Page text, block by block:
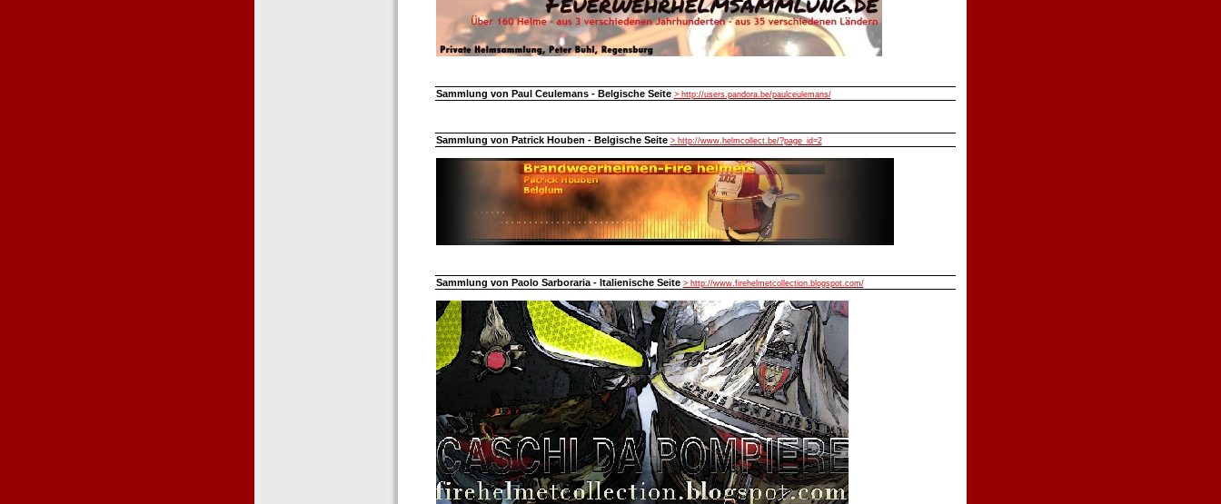
Sammlung von Paul Ceulemans - Belgische Seite > http://users.pandora.be/paulceulemans/
Sammlung von Patrick Houben - Belgische Seite > http://www.helmcollect.be/?page_id=2
Sammlung von Paolo Sarboraria - Italienische Seite > http://www.firehelmetcollection.blogspot.com/